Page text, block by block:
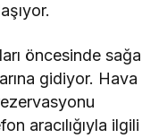
öncesinde sağa
gidiyor. Hava
aracılığıyla ilgili